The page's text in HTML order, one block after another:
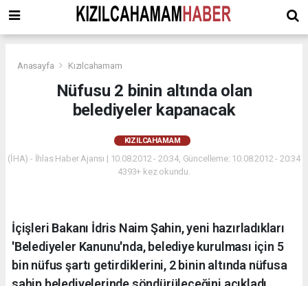
Anasayfa Kızılcahamam
Nüfusu 2 binin altında olan
belediyeler kapanacak
KIZILCAHAMAM
(İHA) - İhlas Haber Ajansı | 10.08.2012 - 20:34, Güncelleme: 10.08.2012 - 20:34
4393+ kez okundu.
İçişleri Bakanı İdris Naim Şahin, yeni hazırladıkları
'Belediyeler Kanunu'nda, belediye kurulması için 5
bin nüfus şartı getirdiklerini, 2 binin altında nüfusa